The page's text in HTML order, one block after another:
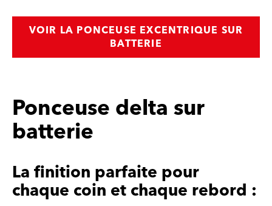
VOIR LA PONCEUSE EXCENTRIQUE SUR
BATTERIE
Ponceuse delta sur
batterie
La finition parfaite pour
chaque coin et chaque rebord :